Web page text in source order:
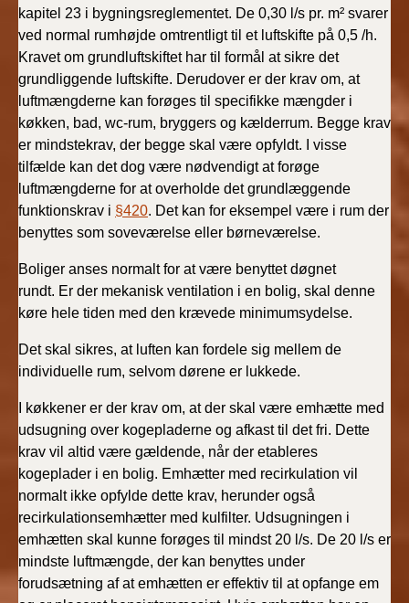
kapitel 23 i bygningsreglementet. De 0,30 l/s pr. m² svarer
ved normal rumhøjde omtrentligt til et luftskifte på 0,5 /h.
Kravet om grundluftskiftet har til formål at sikre det
grundliggende luftskifte. Derudover er der krav om, at
luftmængderne kan forøges til specifikke mængder i
køkken, bad, wc-rum, bryggers og kælderrum. Begge krav
er mindstekrav, der begge skal være opfyldt. I visse
tilfælde kan det dog være nødvendigt at forøge
luftmængderne for at overholde det grundlæggende
funktionskrav i §420. Det kan for eksempel være i rum der
benyttes som soveværelse eller børneværelse.
Boliger anses normalt for at være benyttet døgnet
rundt. Er der mekanisk ventilation i en bolig, skal denne
køre hele tiden med den krævede minimumsydelse.
Det skal sikres, at luften kan fordele sig mellem de
individuelle rum, selvom dørene er lukkede.
I køkkener er der krav om, at der skal være emhætte med
udsugning over kogepladerne og afkast til det fri. Dette
krav vil altid være gældende, når der etableres
kogeplader i en bolig. Emhætter med recirkulation vil
normalt ikke opfylde dette krav, herunder også
recirkulationsemhætter med kulfilter. Udsugningen i
emhætten skal kunne forøges til mindst 20 l/s. De 20 l/s er
mindste luftmængde, der kan benyttes under
forudsætning af at emhætten er effektiv til at opfange em